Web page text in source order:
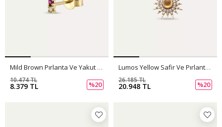
Mild Brown Pırlanta Ve Yakut Taşlı Mini Tek Küpe
8.379 TL
10.474 TL
%20
Lumos Yellow Safir Ve Pırlanta Taşlı Tek Küpe
20.948 TL
26.185 TL
%20